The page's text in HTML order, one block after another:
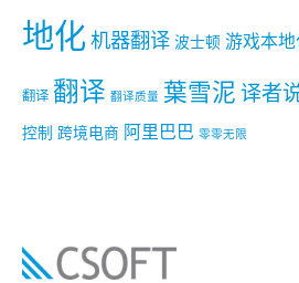
地化机器翻译 波士顿 游戏本
翻译 翻译 翻译质量 葉雪泥 译者
控制 跨境电商 阿里巴巴 零零无限